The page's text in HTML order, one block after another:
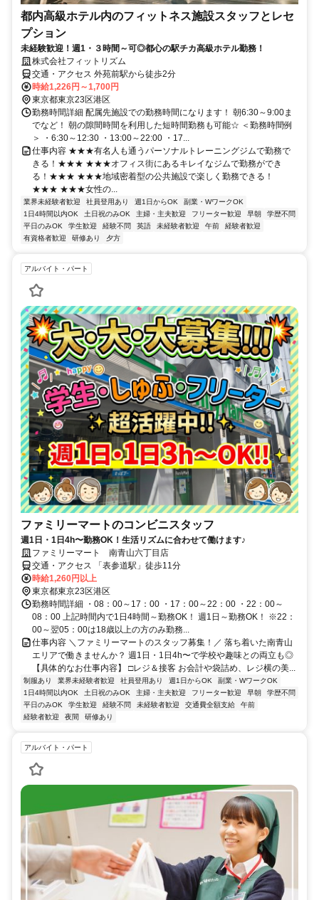
都内高級ホテル内のフィットネス施設スタッフとレセ
プション
未経験歓迎！週1・３時間～可◎都心の駅チカ高級ホテル勤務！
株式会社フィットリズム
交通・アクセス 外苑前駅から徒歩2分
時給1,226円～1,700円
東京都東京23区港区
勤務時間詳細 配属先施設での勤務時間になります！ 朝6:30～9:00ま
でなど！ 朝の隙間時間を利用した短時間勤務も可能☆ ＜勤務時間例
＞ ・6:30～12:30 ・13:00～22:00 ・17...
仕事内容 ★★★有名人も通うパーソナルトレーニングジムで勤務で
きる！★★★ ★★★オフィス街にあるキレイなジムで勤務ができ
る！★★★ ★★★地域密着型の公共施設で楽しく勤務できる！
★★★ ★★★女性の...
業界未経験者歓迎 社員登用あり 週1日からOK
副業・WワークOK
1日4時間以内OK
土日祝のみOK 主婦・主夫歓迎 フリーター歓迎 早朝
学歴不問
平日のみOK
学生歓迎 経験不問 英語 未経験者歓迎 午前
経験者歓迎
有資格者歓迎
研修あり 夕方
アルバイト・パート
ファミリーマートのコンビニスタッフ
週1日・1日4h〜勤務OK！生活リズムに合わせて働けます♪
ファミリーマート 南青山六丁目店
交通・アクセス 「表参道駅」徒歩11分
時給1,260円以上
東京都東京23区港区
勤務時間詳細 ・08：00～17：00 ・17：00～22：00 ・22：00～
08：00 上記時間内で1日4時間～勤務OK！ 週1日～勤務OK！ ※22：
00～翌05：00は18歳以上の方のみ勤務...
仕事内容 ＼ファミリーマートのスタッフ募集！／ 落ち着いた南青山
エリアで働きませんか？ 週1日・1日4h〜で学校や趣味との両立も◎
【具体的なお仕事内容】 □レジ＆接客 お会計や袋詰め、レジ横の美...
制服あり 業界未経験者歓迎 社員登用あり 週1日からOK
副業・WワークOK
1日4時間以内OK
土日祝のみOK 主婦・主夫歓迎 フリーター歓迎 早朝
学歴不問
平日のみOK
学生歓迎 経験不問 未経験者歓迎 交通費全額支給
午前
経験者歓迎
夜間 研修あり
アルバイト・パート